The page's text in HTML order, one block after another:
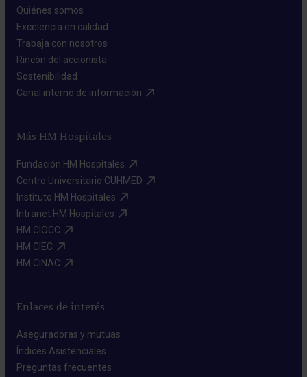
Quiénes somos​
Excelencia en calidad​
Trabaja con nosotros​
Rincón del accionista​
Sostenibilidad​
Canal interno de información​
Más HM Hospitales
Fundación HM Hospitales​
Centro Universitario CUHMED​
Instituto HM Hospitales​
Intranet HM Hospitales​
HM CIOCC​
HM CIEC​
HM CINAC​
Enlaces de interés
Aseguradoras y mutuas​
Índices Asistenciales​
Preguntas frecuentes​